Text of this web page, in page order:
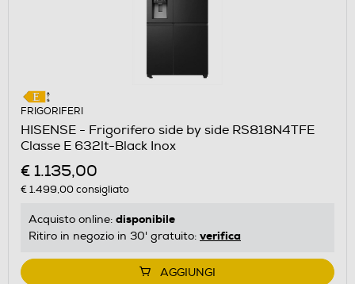
FRIGORIFERI
HISENSE - Frigorifero side by side RS818N4TFE
Classe E 632lt-Black Inox
€ 1.135,00
€ 1.499,00consigliato
Acquisto online: disponibile
Ritiro in negozio in 30' gratuito: verifica
AGGIUNGI